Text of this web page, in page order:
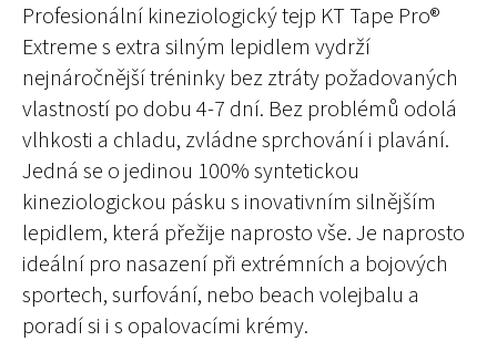
Profesionální kineziologický tejp KT Tape Pro®
Extreme s extra silným lepidlem vydrží
nejnáročnější tréninky bez ztráty požadovaných
vlastností po dobu 4-7 dní. Bez problémů odolá
vlhkosti a chladu, zvládne sprchování i plavání.
Jedná se o jedinou 100% syntetickou
kineziologickou pásku s inovativním silnějším
lepidlem, která přežije naprosto vše. Je naprosto
ideální pro nasazení při extrémních a bojových
sportech, surfování, nebo beach volejbalu a
poradí si i s opalovacími krémy.